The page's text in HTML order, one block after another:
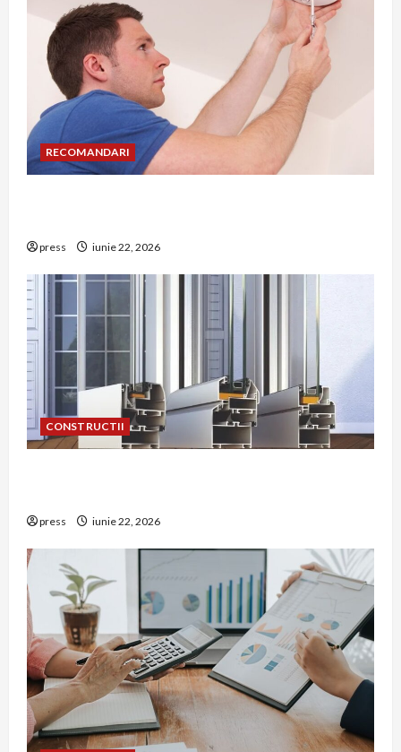
RECOMANDARI
press iunie 22, 2026
CONSTRUCTII
press iunie 22, 2026